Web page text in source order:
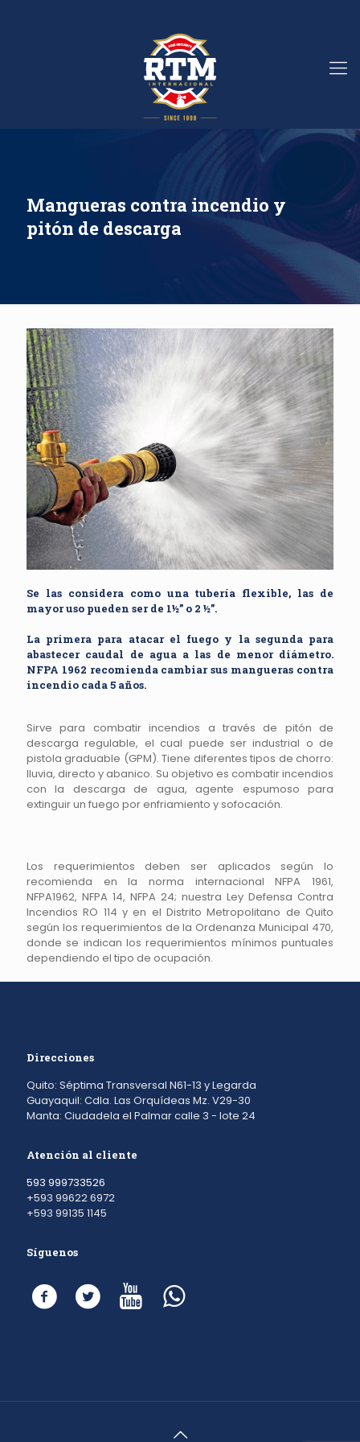
Mangueras contra incendio y
pitón de descarga
Se las considera como una tubería flexible, las de
mayor uso pueden ser de 1½” o 2 ½”.
La primera para atacar el fuego y la segunda para
abastecer caudal de agua a las de menor diámetro.
NFPA 1962 recomienda cambiar sus mangueras contra
incendio cada 5 años.
Sirve para combatir incendios a través de pitón de
descarga regulable, el cual puede ser industrial o de
pistola graduable (GPM). Tiene diferentes tipos de chorro:
lluvia, directo y abanico. Su objetivo es combatir incendios
con la descarga de agua, agente espumoso para
extinguir un fuego por enfriamiento y sofocación.
Los requerimientos deben ser aplicados según lo
recomienda en la norma internacional NFPA 1961,
NFPA1962, NFPA 14, NFPA 24; nuestra Ley Defensa Contra
Incendios RO 114 y en el Distrito Metropolitano de Quito
según los requerimientos de la Ordenanza Municipal 470,
donde se indican los requerimientos mínimos puntuales
dependiendo el tipo de ocupación.
Direcciones
Quito: Séptima Transversal N61-13 y Legarda
Guayaquil: Cdla. Las Orquídeas Mz. V29-30
Manta: Ciudadela el Palmar calle 3 - lote 24
Atención al cliente
593 999733526
+593 99622 6972
+593 99135 1145
Síguenos